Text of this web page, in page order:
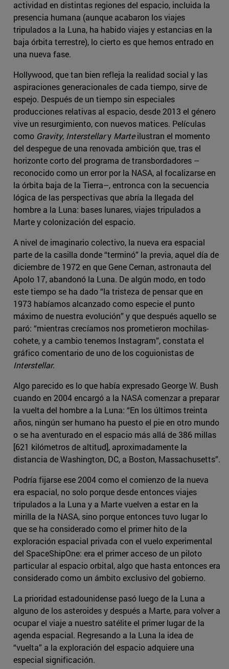
actividad en distintas regiones del espacio, incluida la
presencia humana (aunque acabaron los viajes
tripulados a la Luna, ha habido viajes y estancias en la
baja órbita terrestre), lo cierto es que hemos entrado en
una nueva fase.
Hollywood, que tan bien refleja la realidad social y las
aspiraciones generacionales de cada tiempo, sirve de
espejo. Después de un tiempo sin especiales
producciones relativas al espacio, desde 2013 el género
vive un resurgimiento, con nuevos matices. Películas
como Gravity, Interstellary Marteilustran el momento
del despegue de una renovada ambición que, tras el
horizonte corto del programa de transbordadores –
reconocido como un error por la NASA, al focalizarse en
la órbita baja de la Tierra–, entronca con la secuencia
lógica de las perspectivas que abría la llegada del
hombre a la Luna: bases lunares, viajes tripulados a
Marte y colonización del espacio.
A nivel de imaginario colectivo, la nueva era espacial
parte de la casilla donde “terminó” la previa, aquel día de
diciembre de 1972 en que Gene Cernan, astronauta del
Apolo 17, abandonó la Luna. De algún modo, en todo
este tiempo se ha dado “la tristeza de pensar que en
1973 habíamos alcanzado como especie el punto
máximo de nuestra evolución” y que después aquello se
paró: “mientras crecíamos nos prometieron mochilas-
cohete, y a cambio tenemos Instagram”, constata el
gráfico comentario de uno de los coguionistas de
Interstellar.
Algo parecido es lo que había expresado George W. Bush
cuando en 2004 encargó a la NASA comenzar a preparar
la vuelta del hombre a la Luna: “En los últimos treinta
años, ningún ser humano ha puesto el pie en otro mundo
o se ha aventurado en el espacio más allá de 386 millas
[621 kilómetros de altitud], aproximadamente la
distancia de Washington, DC, a Boston, Massachusetts”.
Podría fijarse ese 2004 como el comienzo de la nueva
era espacial, no solo porque desde entonces viajes
tripulados a la Luna y a Marte vuelven a estar en la
mirilla de la NASA, sino porque entonces tuvo lugar lo
que se ha considerado como el primer hito de la
exploración espacial privada con el vuelo experimental
del SpaceShipOne: era el primer acceso de un piloto
particular al espacio orbital, algo que hasta entonces era
considerado como un ámbito exclusivo del gobierno.
La prioridad estadounidense pasó luego de la Luna a
alguno de los asteroides y después a Marte, para volver a
ocupar el viaje a nuestro satélite el primer lugar de la
agenda espacial. Regresando a la Luna la idea de
“vuelta” a la exploración del espacio adquiere una
especial significación.